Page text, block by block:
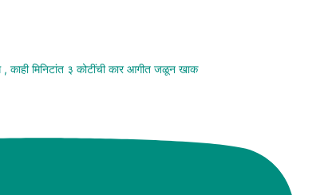
काही मिनिटांत ३ कोटींची कार आगीत जळून खाक